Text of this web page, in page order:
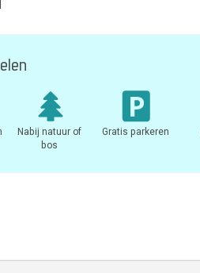
Nabij natuur of
bos
Gratis parkeren